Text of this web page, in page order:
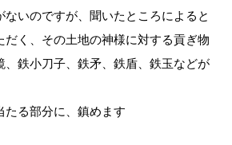
いのですが、聞いたところによると
だく、その土地の神様に対する貢ぎ物
鉄小刀子、鉄矛、鉄盾、鉄玉などが
たる部分に、鎮めます